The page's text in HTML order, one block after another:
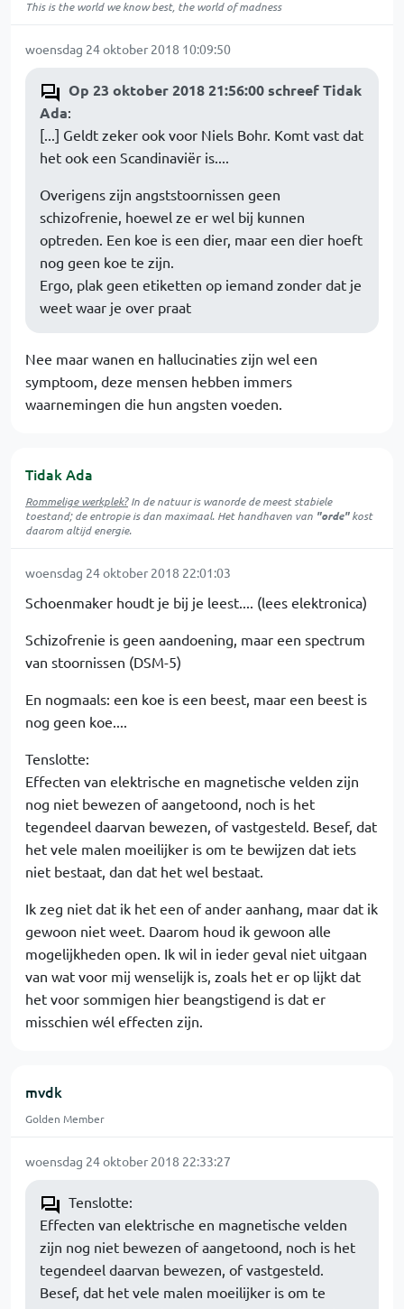
This is the world we know best, the world of madness
woensdag 24 oktober 2018 10:09:50
Op 23 oktober 2018 21:56:00 schreef Tidak
Ada:
[...] Geldt zeker ook voor Niels Bohr. Komt vast dat
het ook een Scandinaviër is....
Overigens zijn angststoornissen geen
schizofrenie, hoewel ze er wel bij kunnen
optreden. Een koe is een dier, maar een dier hoeft
nog geen koe te zijn.
Ergo, plak geen etiketten op iemand zonder dat je
weet waar je over praat
Nee maar wanen en hallucinaties zijn wel een
symptoom, deze mensen hebben immers
waarnemingen die hun angsten voeden.
Tidak Ada
Rommelige werkplek?In de natuur iswanordede meest stabiele
toestand; de entropie is dan maximaal. Het handhaven van "orde"kost
daarom altijd energie.
woensdag 24 oktober 2018 22:01:03
Schoenmaker houdt je bij je leest.... (lees elektronica)
Schizofrenie is geen aandoening, maar een spectrum
van stoornissen (DSM-5)
En nogmaals: een koe is een beest, maar een beest is
nog geen koe....
Tenslotte:
Effecten van elektrische en magnetische velden zijn
nog niet bewezen of aangetoond, noch is het
tegendeel daarvan bewezen, of vastgesteld. Besef, dat
het vele malen moeilijker is om te bewijzen dat iets
niet bestaat, dan dat het wel bestaat.
Ik zeg niet dat ik het een of ander aanhang, maar dat ik
gewoon niet weet. Daarom houd ik gewoon alle
mogelijkheden open. Ik wil in ieder geval niet uitgaan
van wat voor mij wenselijk is, zoals het er op lijkt dat
het voor sommigen hier beangstigend is dat er
misschien wél effecten zijn.
mvdk
Golden Member
woensdag 24 oktober 2018 22:33:27
Tenslotte:
Effecten van elektrische en magnetische velden
zijn nog niet bewezen of aangetoond, noch is het
tegendeel daarvan bewezen, of vastgesteld.
Besef, dat het vele malen moeilijker is om te